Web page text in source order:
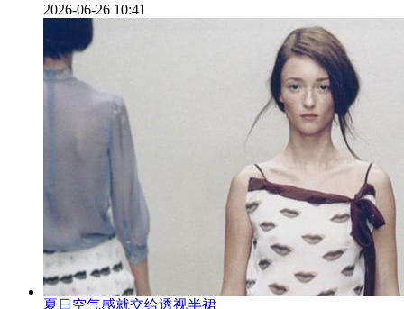
2026-06-26 10:41
夏日空气感就交给透视半裙